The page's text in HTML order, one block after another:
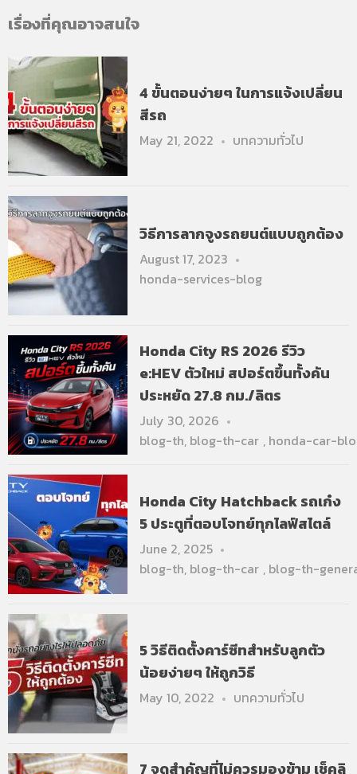
เรื่องที่คุณอาจสนใจ
4 ขั้นตอนง่ายๆ ในการแจ้งเปลี่ยน
สีรถ
May 21, 2022 บทความทั่วไป
วิธีการลากจูงรถยนต์แบบถูกต้อง
August 17, 2023
honda-services-blog
Honda City RS 2026 รีวิว
e:HEV ตัวใหม่ สปอร์ตขึ้นทั้งคัน
ประหยัด 27.8 กม./ลิตร
July 30, 2026
blog-th, blog-th-car , honda-car-
Honda City Hatchback รถเก๋ง
5 ประตูที่ตอบโจทย์ทุกไลฟ์สไตล์
June 2, 2025
blog-th, blog-th-car , blog-th-
5 วิธีติดตั้งคาร์ซีทสำหรับลูกตัว
น้อยง่ายๆ ให้ถูกวิธี
May 10, 2022 บทความทั่วไป
7 จุดสำคัญที่ไม่ควรมองข้าม เช็คลิ